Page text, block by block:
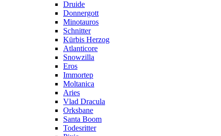
Druide
Donnergott
Minotauros
Schnitter
Kürbis Herzog
Atlanticore
Snowzilla
Eros
Immortep
Moltanica
Aries
Vlad Dracula
Orksbane
Santa Boom
Todesritter